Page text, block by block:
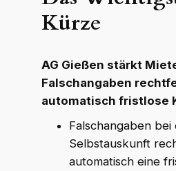
Kürze
AG Gießen stärkt
Falschangaben
automatisch fristlose
Falschangaben bei
Selbstauskunft
automatisch eine